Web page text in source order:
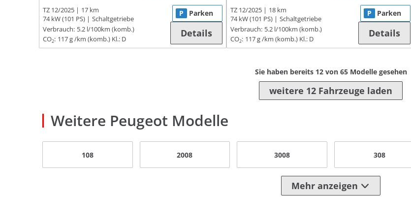
TZ 12/2025
17 km
74 kW (101 PS)
Schaltgetriebe
Verbrauch: 5.2 l/100km (komb.)
CO2: 117 g /km (komb.) Kl.: D
P Parken
Details
TZ 12/2025
18 km
74 kW (101 PS)
Schaltgetriebe
Verbrauch: 5.2 l/100km (komb.)
CO2: 117 g /km (komb.) Kl.: D
P Parken
Details
Sie haben bereits 12von 65Modelle gesehen
weitere 12 Fahrzeuge laden
Weitere Peugeot Modelle
108 2008 3008 308
Mehr anzeigen